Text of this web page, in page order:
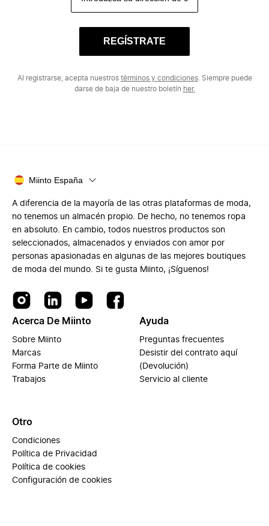
REGÍSTRATE
Al registrarse, acepta nuestros términos y condiciones. Siempre puede
darse de baja de nuestro boletín her.
Miinto España
A diferencia de la mayoría de las otras plataformas de moda,
no tenemos un almacén propio. De hecho, no tenemos ropa
en absoluto. En cambio, todos nuestros productos son
seleccionados, almacenados y enviados con amor por
personas apasionadas en algunas de las mejores boutiques
de moda del mundo. Si te gusta Miinto, ¡Síguenos!
Acerca De Miinto
Sobre Miinto
Marcas
Forma Parte de Miinto
Trabajos
Ayuda
Preguntas frecuentes
Desistir del contrato aquí
(Devolución)
Servicio al cliente
Otro
Condiciones
Política de Privacidad
Política de cookies
Configuración de cookies